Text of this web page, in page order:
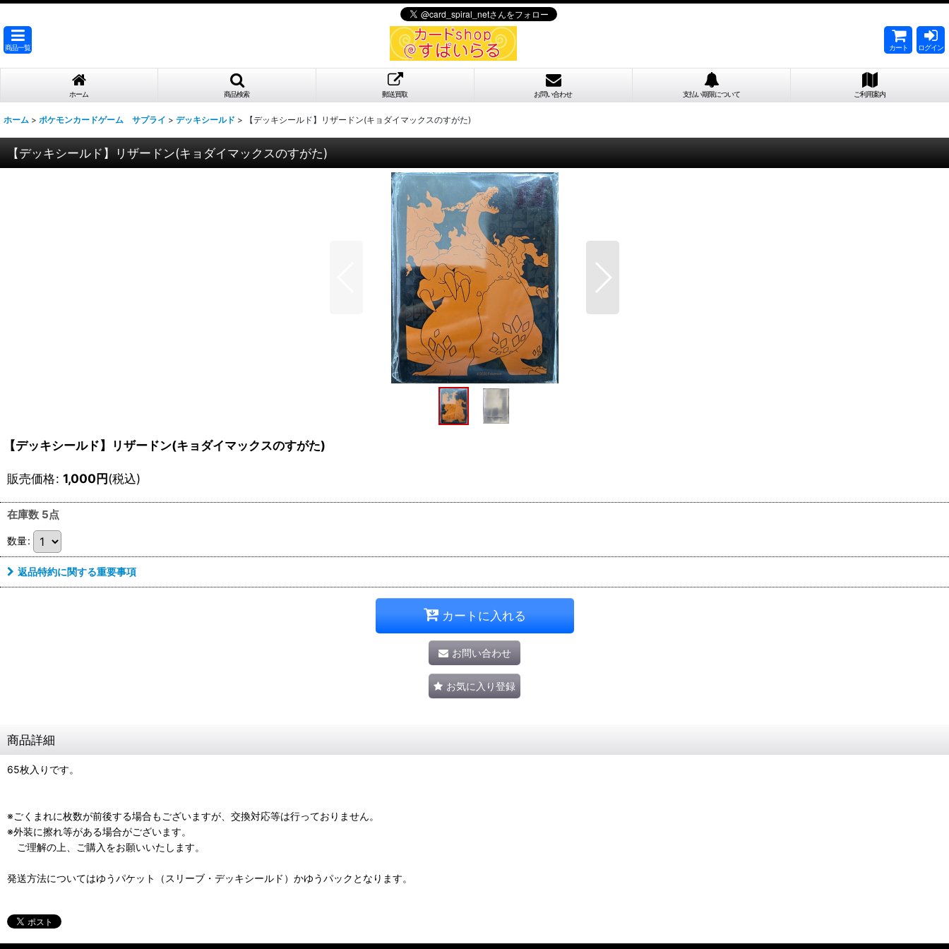
商品一覧 カート ログイン
ホーム 商品検索 郵送買取 お問い合わせ 支払い期限について ご利用案内
ホーム > ポケモンカードゲーム サプライ > デッキシールド > 【デッキシールド】リザードン(キョダイマックスのすがた)
【デッキシールド】リザードン(キョダイマックスのすがた)
【デッキシールド】リザードン(キョダイマックスのすがた)
販売価格: 1,000円(税込)
在庫数 5点
数量:
返品特約に関する重要事項
カートに入れる
お問い合わせ
お気に入り登録
商品詳細
65枚入りです。
※ごくまれに枚数が前後する場合もございますが、交換対応等は行っておりません。
※外装に擦れ等がある場合がございます。
ご理解の上、ご購入をお願いいたします。
発送方法についてはゆうパケット（スリーブ・デッキシールド）かゆうパックとなります。